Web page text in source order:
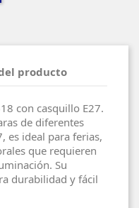
producto
con casquillo E27.
de diferentes
es ideal para ferias,
que requieren
Su
durabilidad y fácil